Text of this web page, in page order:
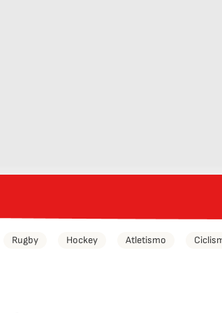
Rugby Hockey Atletismo